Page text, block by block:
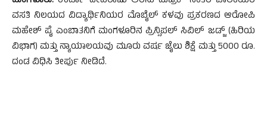
ವಸತಿ ನಿಲಯದ ವಿದ್ಯಾರ್ಥಿನಿಯರ ಮೊಬೈಲ್ ಕಳವು ಪ್ರಕರಣದ ಆರೋಪಿ
ಮಹೇಶ್ ಪೈ ಎಂಬಾತನಿಗೆ ಮಂಗಳೂರಿನ ಪ್ರಿನ್ಸಿಪಲ್ ಸಿವಿಲ್ ಜಡ್ಜ್ (ಹಿರಿಯ
ವಿಭಾಗ) ಮತ್ತು ನ್ಯಾಯಾಲಯವು ಮೂರು ವರ್ಷ ಜೈಲು ಶಿಕ್ಷೆ ಮತ್ತು 5000 ರೂ.
ದಂಡ ವಿಧಿಸಿ ತೀರ್ಪು ನೀಡಿದೆ.